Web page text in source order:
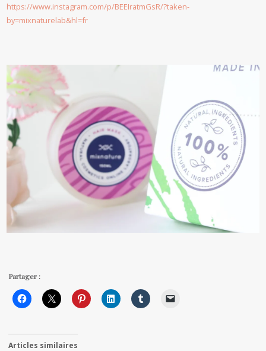
https://www.instagram.com/p/BEEIratmGsR/?taken-
by=mixnaturelab&hl=fr
Partager :
Articles similaires